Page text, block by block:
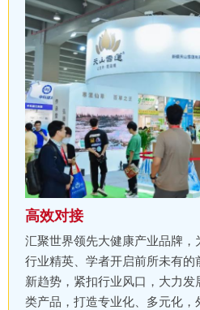
高效对接
汇聚世界领先大健康产业品牌，
行业精英、学者开启前所未有的
新趋势，紧扣行业风口，大力
类产品，打造专业化、多元化，